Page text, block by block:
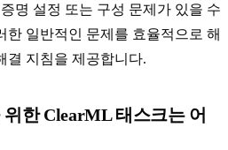
명 설정 또는 구성 문제가 있을 수
한 일반적인 문제를 효율적으로 해
결 지침을 제공합니다.
한 ClearML 태스크는 어